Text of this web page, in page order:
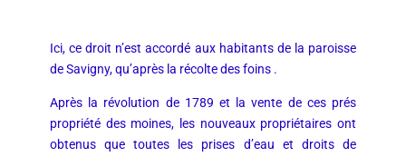
Ici, ce droit n’est accordé aux habitants de la paroisse
de Savigny, qu’après la récolte des foins .
Après la révolution de 1789 et la vente de ces prés
propriété des moines, les nouveaux propriétaires ont
obtenus que toutes les prises d’eau et droits de